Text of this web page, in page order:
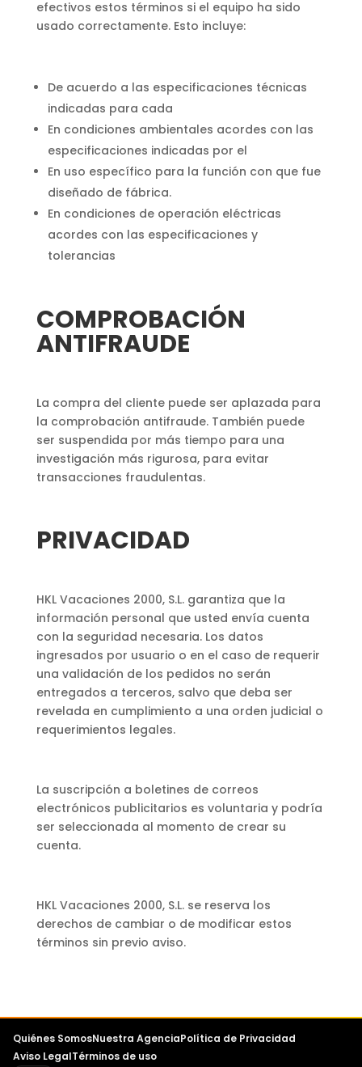
efectivos estos términos si el equipo ha sido
usado correctamente. Esto incluye:
De acuerdo a las especificaciones técnicas
indicadas para cada
En condiciones ambientales acordes con las
especificaciones indicadas por el
En uso específico para la función con que fue
diseñado de fábrica.
En condiciones de operación eléctricas
acordes con las especificaciones y
tolerancias
COMPROBACIÓN
ANTIFRAUDE
La compra del cliente puede ser aplazada para
la comprobación antifraude. También puede
ser suspendida por más tiempo para una
investigación más rigurosa, para evitar
transacciones fraudulentas.
PRIVACIDAD
HKL Vacaciones 2000, S.L. garantiza que la
información personal que usted envía cuenta
con la seguridad necesaria. Los datos
ingresados por usuario o en el caso de requerir
una validación de los pedidos no serán
entregados a terceros, salvo que deba ser
revelada en cumplimiento a una orden judicial o
requerimientos legales.
La suscripción a boletines de correos
electrónicos publicitarios es voluntaria y podría
ser seleccionada al momento de crear su
cuenta.
HKL Vacaciones 2000, S.L. se reserva los
derechos de cambiar o de modificar estos
términos sin previo aviso.
Quiénes SomosNuestra AgenciaPolítica de Privacidad
Aviso LegalTérminos de uso